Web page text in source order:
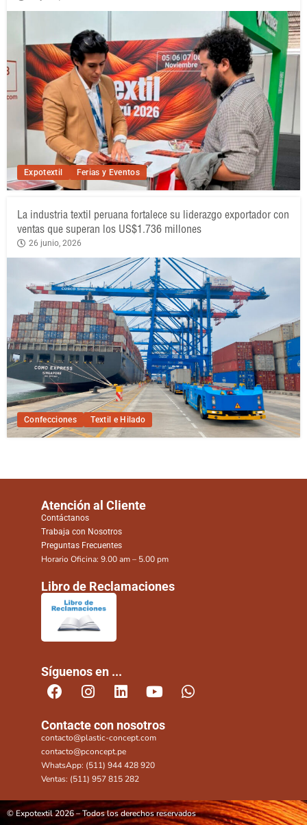
Expotextil Ferias y Eventos
Confecciones Textil e Hilado
La industria textil peruana fortalece su liderazgo exportador con
ventas que superan los US$1.736 millones
26 junio, 2026
Atención al Cliente
Contáctanos
Trabaja con Nosotros
Preguntas Frecuentes
Horario Oficina: 9.00 am – 5.00 pm
Libro de Reclamaciones
Síguenos en ...
Contacte con nosotros
contacto@plastic-concept.com
contacto@pconcept.pe
WhatsApp: (511) 944 428 920
Ventas: (511) 957 815 282
© Expotextil 2026 – Todos los derechos reservados